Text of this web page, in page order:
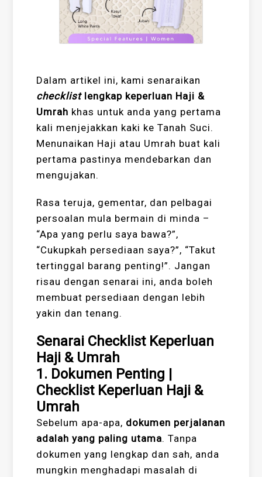
Dalam artikel ini, kami senaraikan
checklist lengkap keperluan Haji &
Umrah khas untuk anda yang pertama
kali menjejakkan kaki ke Tanah Suci.
Menunaikan Haji atau Umrah buat kali
pertama pastinya mendebarkan dan
mengujakan.
Rasa teruja, gementar, dan pelbagai
persoalan mula bermain di minda –
“Apa yang perlu saya bawa?”,
“Cukupkah persediaan saya?”, “Takut
tertinggal barang penting!”. Jangan
risau dengan senarai ini, anda boleh
membuat persediaan dengan lebih
yakin dan tenang.
Senarai Checklist Keperluan
Haji & Umrah
1. Dokumen Penting |
Checklist Keperluan Haji &
Umrah
Sebelum apa-apa, dokumen perjalanan
adalah yang paling utama. Tanpa
dokumen yang lengkap dan sah, anda
mungkin menghadapi masalah di